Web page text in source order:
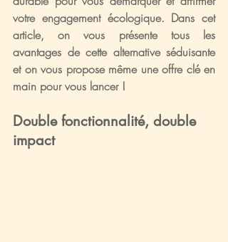
votre engagement écologique. Dans cet
article, on vous présente tous les
avantages de cette alternative séduisante
et on vous propose même une offre clé en
main pour vous lancer !
Double fonctionnalité, double
impact